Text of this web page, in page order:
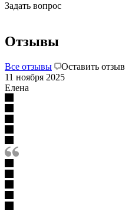
Задать вопрос
Отзывы
Все отзывы
Оставить отзыв
11 ноября 2025
Елена